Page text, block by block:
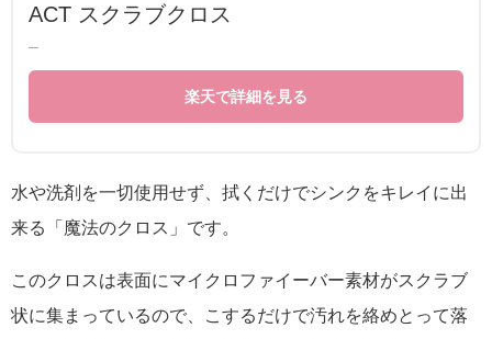
ACT スクラブクロス
–
楽天で詳細を見る
水や洗剤を一切使用せず、拭くだけでシンクをキレイに出
来る「魔法のクロス」です。
このクロスは表面にマイクロファイーバー素材がスクラブ
状に集まっているので、こするだけで汚れを絡めとって落